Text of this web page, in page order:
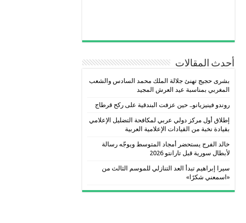
أحدث المقالات
بشرى حجيج تهنئ جلالة الملك محمد السادس والشعب
المغربي بمناسبة عيد العرش المجيد
روندو فينيزيانو.. حين عزفت البندقية على ركح قرطاج
إطلاق أول مركز دولي عربي لمكافحة التضليل الإعلامي
بقيادة نخبة من القيادات الإعلامية العربية
خالد الفرج يستحضر أمجاد المتوسط ويوجّه رسالة
لأبطال سورية قبل تارانتو 2026
سيرا إبراهيم تبدأ العد التنازلي للموسم الثالث من
«اسمعني شكرًا»